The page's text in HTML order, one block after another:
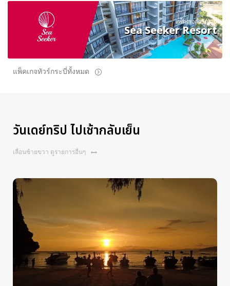
แพ็คเกจทัวร์กระบี่
Sea Seeker Resort
แพ็คเกจทัวร์กระบี่ทั้งหมด
วันเดย์ทริป ไปเช้ากลับเย็น
เลื่อนซ้ายขวา ดูรายการอื่นๆ